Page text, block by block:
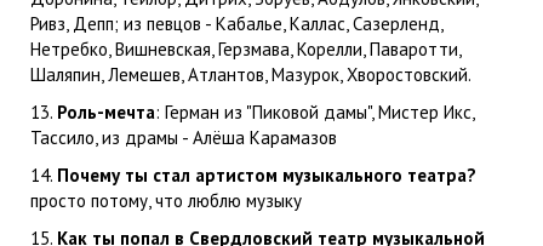
Ривз, Депп; из певцов - Кабалье, Каллас, Сазерленд,
Нетребко, Вишневская, Герзмава, Корелли, Паваротти,
Шаляпин, Лемешев, Атлантов, Мазурок, Хворостовский.
13. Роль-мечта: Герман из "Пиковой дамы", Мистер Икс,
Тассило, из драмы - Алёша Карамазов
14. Почему ты стал артистом музыкального театра?
просто потому, что люблю музыку
15. Как ты попал в Свердловский театр музыкальной